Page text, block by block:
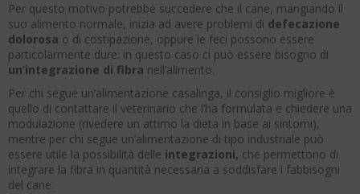
Per questo motivo potrebbe succedere che il cane, mangiando il
suo alimento normale, inizia ad avere problemi di defecazione
dolorosa o di costipazione, oppure le feci possono essere
particolarmente dure: in questo caso ci può essere bisogno di
un’integrazione di fibra nell’alimento.
Per chi segue un’alimentazione casalinga, il consiglio migliore è
quello di contattare il veterinario che l’ha formulata e chiedere una
modulazione (rivedere un attimo la dieta in base ai sintomi),
mentre per chi segue un’alimentazione di tipo industriale può
essere utile la possibilità delle integrazioni, che permettono di
integrare la fibra in quantità necessaria a soddisfare i fabbisogni
del cane.